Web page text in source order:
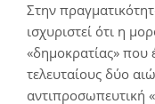
Στην
ισχυριστεί ότι η
«δημοκρατίας» που
τελευταίους δύο
αντιπροσωπευτική